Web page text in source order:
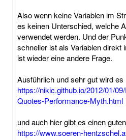
Also wenn keine Variablen im
es keinen Unterschied, welche
verwendet werden. Und der
schneller ist als Variablen direkt
ist wieder eine andere Frage.
Ausführlich und sehr gut wird es
https://nikic.github.io/2012/01/
Quotes-Performance-Myth.html
und auch hier gibt es einen
https://www.soeren-